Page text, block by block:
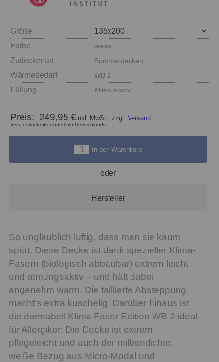
Größe
Farbe
weiss
Zudeckenart Sommerdecken
Wärmebedarf WB 2
Füllung Klima Faser
Preis: 249,95 €inkl. MwSt., zzgl. Versand
Versandkostenfrei innerhalb Deutschlands.
In den Warenkorb
oder
Hersteller
So unglaublich luftig, dass man sie kaum
spürt: Diese Decke ist dank spezieller Klima-
Fasern (biologisch abbaubar) extrem leicht
und atmungsaktiv – und hält dabei
angenehm warm. Die taillierte Absteppung
macht’s extra kuschelig. Darüber hinaus ist
die dormabell Klima Faser Edition WB 2 ideal
für Allergiker: Die Decke ist extrem
pflegeleicht und auch der milbendichte,
weiße Bezug aus Micro-Modal und